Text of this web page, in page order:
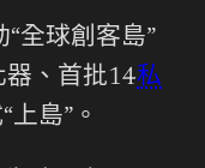
全球創客島”
、首批14私
島”。